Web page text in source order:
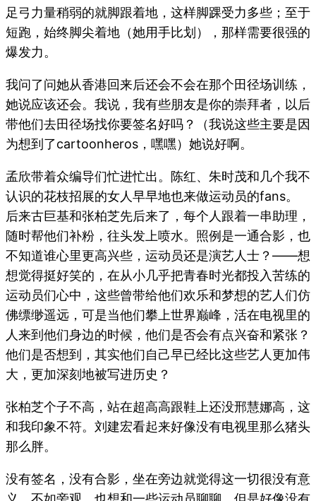
足弓力量稍弱的就脚跟着地，这样脚踝受力多些；至于
短跑，始终脚尖着地（她用手比划），那样需要很强的
爆发力。
我问了问她从香港回来后还会不会在那个田径场训练，
她说应该还会。我说，我有些朋友是你的崇拜者，以后
带他们去田径场找你要签名好吗？（我说这些主要是因
为想到了cartoonheros，嘿嘿）她说好啊。
孟欣带着众编导们忙进忙出。陈红、朱时茂和几个我不
认识的花枝招展的女人早早地也来做运动员的fans。
后来古巨基和张柏芝先后来了，每个人跟着一串助理，
随时帮他们补粉，往头发上喷水。照例是一通合影，也
不知道谁心里更高兴些，运动员还是演艺人士？——想
想觉得挺好笑的，在从小几乎把青春时光都投入苦练的
运动员们心中，这些曾带给他们欢乐和梦想的艺人们仿
佛缥缈遥远，可是当他们攀上世界巅峰，活在电视里的
人来到他们身边的时候，他们是否会有点兴奋和紧张？
他们是否想到，其实他们自己早已经比这些艺人更加伟
大，更加深刻地被写进历史？
张柏芝个子不高，站在超高高跟鞋上还没邢慧娜高，这
和我印象不符。刘建宏看起来好像没有电视里那么猪头
那么胖。
没有签名，没有合影，坐在旁边就觉得这一切很没有意